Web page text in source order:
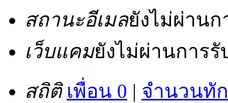
สถานะอีเมลยังไม่ผ่านก
เว็บแคมยังไม่ผ่านการรั
สถิติ เพื่อน 0 | จำนวนทั